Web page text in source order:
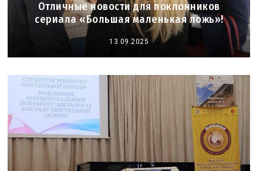
Отличные новости для поклонников
сериала «Большая маленькая ложь»!
13.09.2025